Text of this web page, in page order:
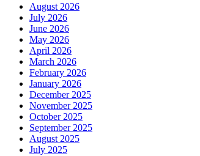
August 2026
July 2026
June 2026
May 2026
April 2026
March 2026
February 2026
January 2026
December 2025
November 2025
October 2025
September 2025
August 2025
July 2025